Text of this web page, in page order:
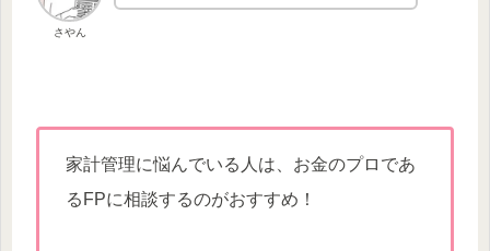
さやん
家計管理に悩んでいる人は、お金のプロであ
るFPに相談するのがおすすめ！